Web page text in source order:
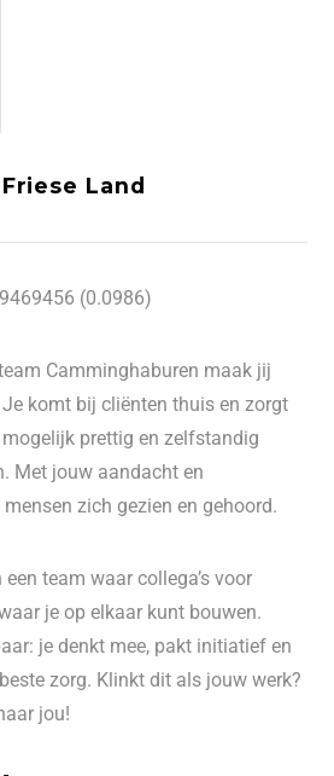
Land
(0.0986)
Camminghaburen maak jij
komt bij cliënten thuis en zorgt
prettig en zelfstandig
Met jouw aandacht en
zich gezien en gehoord.
team waar collega’s voor
je op elkaar kunt bouwen.
je denkt mee, pakt initiatief en
zorg. Klinkt dit als jouw werk?
jou!